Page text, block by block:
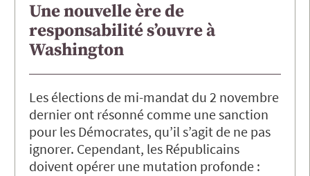
Une nouvelle ère de
responsabilité s’ouvre à
Washington
Les élections de mi-mandat du 2 novembre
dernier ont résonné comme une sanction
pour les Démocrates, qu’il s’agit de ne pas
ignorer. Cependant, les Républicains
doivent opérer une mutation profonde :